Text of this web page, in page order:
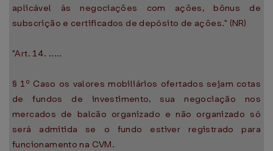
aplicável às negociações com ações, bônus de
subscrição e certificados de depósito de ações." (NR)
"Art. 14. .....
§ 1º Caso os valores mobiliários ofertados sejam cotas
de fundos de investimento, sua negociação nos
mercados de balcão organizado e não organizado só
será admitida se o fundo estiver registrado para
funcionamento na CVM.